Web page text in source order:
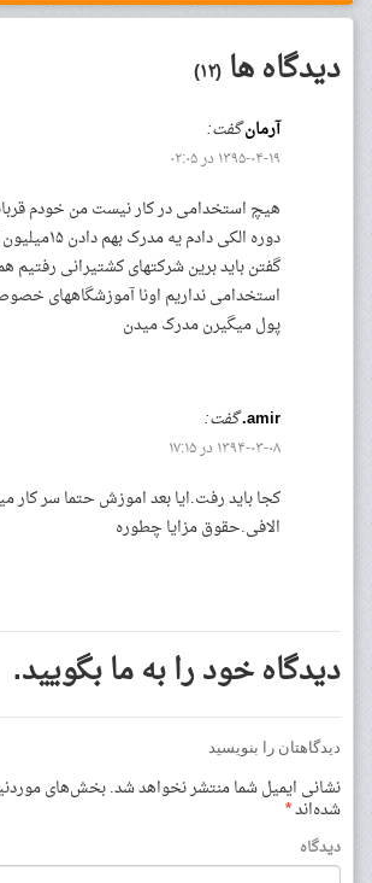
دیدگاه ها (۱۲)
آرمانگفت:
۱۳۹۵-۰۴-۱۹ در ۰۲:۰۵
هیچ استخدامی در کار نیست من خودم
دوره الکی دادم
گفتن باید برین شرکتهای کشتیرانی رفتیم
استخدامی نداریم اونا آموزشگاههای
پول میگیرن مدرک میدن
amir. گفت:
۱۳۹۴-۰۳-۰۸ در ۱۷:۱۵
کجا باید رفت.ایا بعد اموزش حتما سر کار
الافی.حقوق مزایا چطوره
دیدگاه خود را به ما بگویید.
دیدگاهتان را بنویسید
نشانی ایمیل شما منتشر نخواهد شد.بخش‌های
شده‌اند*
دیدگاه